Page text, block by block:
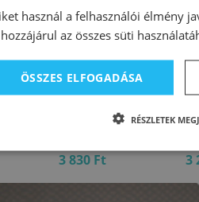
alapozó szürke
3 830 Ft 3
használ a felhasználói élmény
az összes süti
ÖSSZES ELFOGADÁSA
RÉSZLETEK